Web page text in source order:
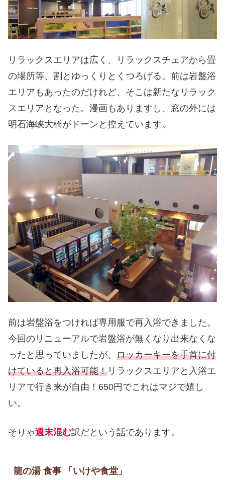
リラックスエリアは広く、リラックスチェアから畳
の場所等、割とゆっくりとくつろげる。前は岩盤浴
エリアもあったのだけれど、そこは新たなリラック
スエリアとなった。漫画もありますし、窓の外には
明石海峡大橋がドーンと控えています。
前は岩盤浴をつければ専用服で再入浴できました。
今回のリニューアルで岩盤浴が無くなり出来なくな
ったと思っていましたが、 ロッカーキーを手首に付
けていると再入浴可能！ リラックスエリアと入浴エ
リアで行き来が自由！650円でこれはマジで嬉し
い。
そりゃ週末混む訳だという話であります。
龍の湯 食事 「いけや食堂」